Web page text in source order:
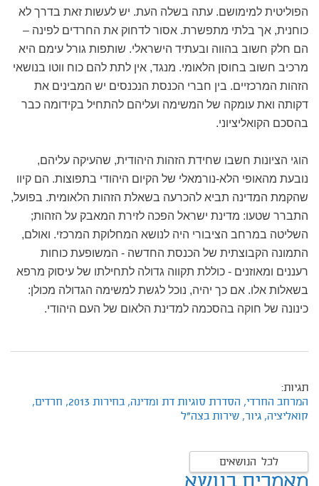
הפוליטית למימושם. עתה בשלה העת. יש לעשות זאת בדרך לא
כוחנית, אך בלתי מתפשרת. אסור לדחוק את החרדים לפינה –
הם חלק חשוב בהווה ובעתיד הישראלי. שותפות גורל עימם היא
מרכיב חשוב בחוסן הלאומי. מנגד, אין לתת להם כוח ווטו בנושאי
הזהות המרכזיים. בין חברי הכנסת הנכנסים יש המבינים את
דקותה ואת עומקה של המשימה ועליהם להתחיל בקידומה כבר
בהסכם הקואליציוני.
הוגי הציונות חשבו שחידת הזהות היהודית, שהעיקה עליהם,
נובעת מהאופי הלא-נורמאלי של הקיום היהודי בתפוצות. הם קיוו
שהקמת המדינה תביא להכרעה בשאלת הזהות הלאומית. בפועל,
התברר שטעו: מדינת ישראל הפכה לזירת המאבק על הזהות;
השליטה במרחב הציבורי היה לנושא המחלוקת המרכזי. ואולם,
התמונה הקבוצתית של הכנסת החדשה - המשופעת כוחות
רעננים ומאוזנים - כוללת תקווה גדולה לתחילתו של עיסוק מרפא
בשאלות אלו. אם כך יהיה, נוכל לגשת למשימה הגדולה מכולן:
כינונה של חוקה בהסכמה למדינת הלאום של העם היהודי.
תגיות:
המרחב החרדי, הסדרת סוגיות דת ומדינה, בחירות 2013,
חרדים,
קואליציה, גיור, שירות בצה"ל
לכל הנושאים